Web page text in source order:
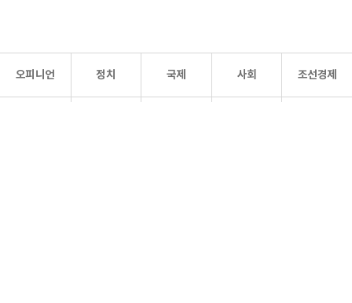
오피니언 정치 국제 사회 조선경제